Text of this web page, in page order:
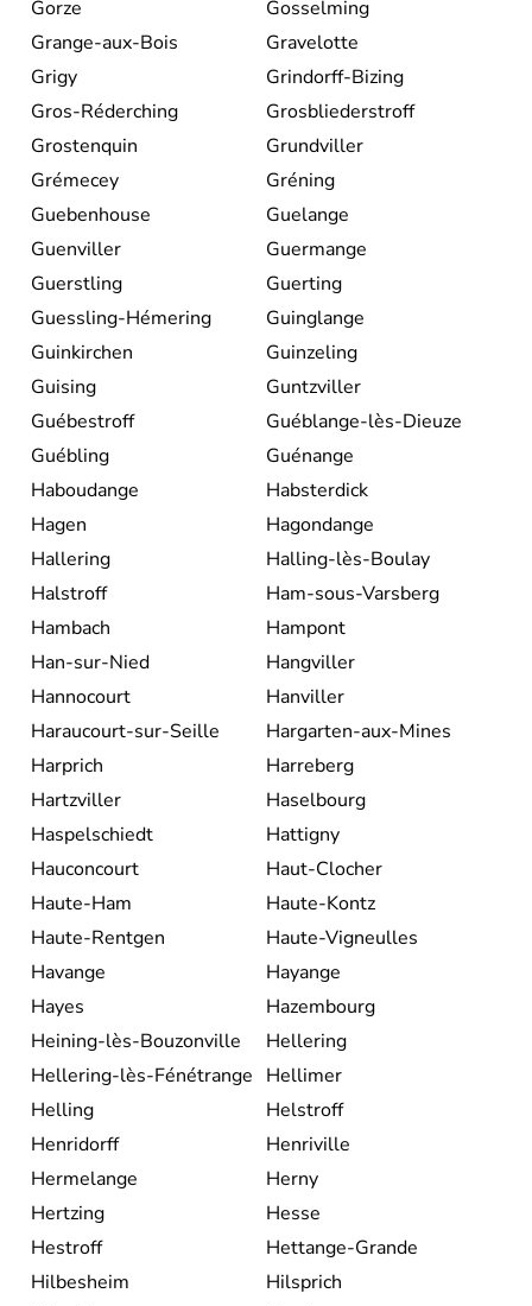
Gorze
Gosselming
Grange-aux-Bois
Gravelotte
Grigy
Grindorff-Bizing
Gros-Réderching
Grosbliederstroff
Grostenquin
Grundviller
Grémecey
Gréning
Guebenhouse
Guelange
Guenviller
Guermange
Guerstling
Guerting
Guessling-Hémering
Guinglange
Guinkirchen
Guinzeling
Guising
Guntzviller
Guébestroff
Guéblange-lès-Dieuze
Guébling
Guénange
Haboudange
Habsterdick
Hagen
Hagondange
Hallering
Halling-lès-Boulay
Halstroff
Ham-sous-Varsberg
Hambach
Hampont
Han-sur-Nied
Hangviller
Hannocourt
Hanviller
Haraucourt-sur-Seille
Hargarten-aux-Mines
Harprich
Harreberg
Hartzviller
Haselbourg
Haspelschiedt
Hattigny
Hauconcourt
Haut-Clocher
Haute-Ham
Haute-Kontz
Haute-Rentgen
Haute-Vigneulles
Havange
Hayange
Hayes
Hazembourg
Heining-lès-Bouzonville
Hellering
Hellering-lès-Fénétrange Hellimer
Helling
Helstroff
Henridorff
Henriville
Hermelange
Herny
Hertzing
Hesse
Hestroff
Hettange-Grande
Hilbesheim
Hilsprich